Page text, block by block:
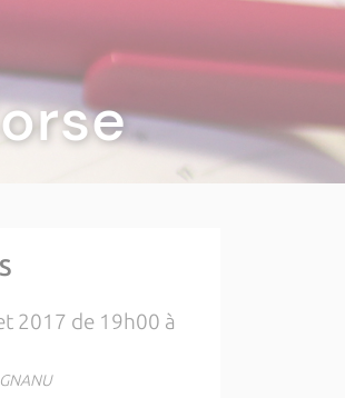
2017 de 19h00 à